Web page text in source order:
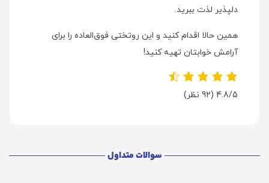
دلپذیر لذت ببرید.
همین حالا اقدام کنید و این روتختی فوق‌العاده را برای
آرامش خوابتان تهیه کنید!
4.8/5 (92 نظر)
سوالات متداول